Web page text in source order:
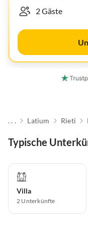
. . . Latium Rieti
Typische
Villa
2 Unterkünfte